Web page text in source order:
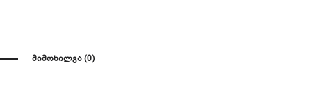
ᲛᲘᲛᲝᲮᲘᲚᲕᲐ (0)